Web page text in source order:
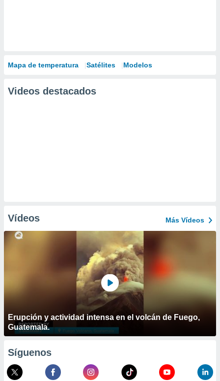
Mapa de temperatura Satélites Modelos
Videos destacados
Vídeos Más Vídeos
Erupción y actividad intensa en el volcán de Fuego,
Guatemala.
Síguenos